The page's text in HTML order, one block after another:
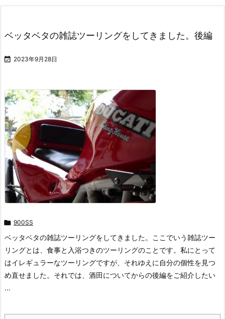
ベッタベタの雑誌ツーリングをしてきました。後編
 2023年9月28日
 900SS
ベッタベタの雑誌ツーリングをしてきました。ここでいう雑誌ツー
リングとは、食事と入浴つきのツーリングのことです。私にとって
はイレギュラーなツーリングですが、それゆえに自分の個性を見つ
め直せました。それでは、酒田についてからの後編をご紹介したい
...